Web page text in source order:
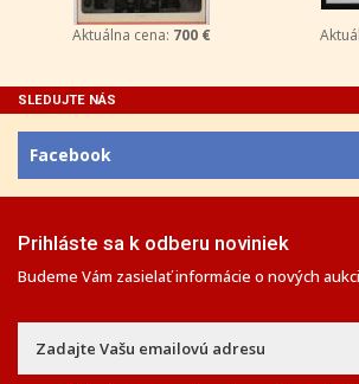
Aktuálna cena: 700 €
SLEDUJTE NÁS
Facebook
Prihláste sa k odberu noviniek
Budeme Vám zasielať informácie o nových